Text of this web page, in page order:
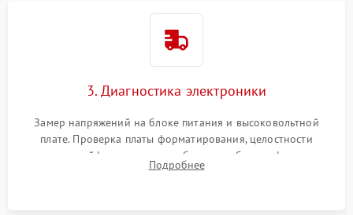
3. Диагностика электроники
Замер напряжений на блоке питания и высоковольтной
плате. Проверка платы форматирования, целостности
плоских шлейфов сканера и работоспособности флажков и
оптопар (датчиков прохождения бумаги).
Подробнее